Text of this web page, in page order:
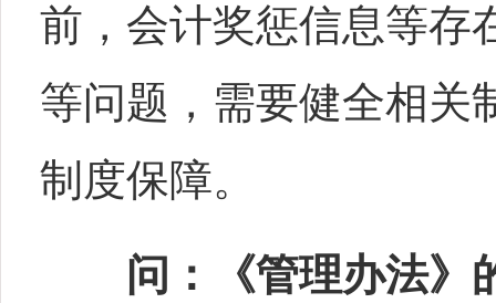
前，会计奖惩信息等存
等问题，需要健全相关
制度保障。
问：《管理办法》